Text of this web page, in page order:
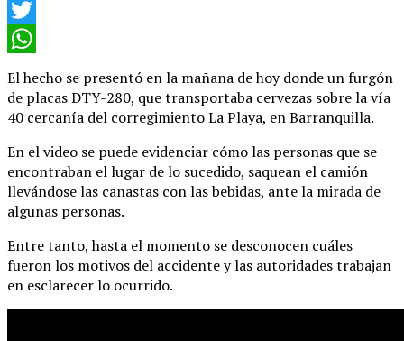
Facebook
Twitter
El hecho se presentó en la mañana de hoy donde un furgón
de placas DTY-280, que transportaba cervezas sobre la vía
40 cercanía del corregimiento La Playa, en Barranquilla.
En el video se puede evidenciar cómo las personas que se
encontraban el lugar de lo sucedido, saquean el camión
llevándose las canastas con las bebidas, ante la mirada de
algunas personas.
Entre tanto, hasta el momento se desconocen cuáles
fueron los motivos del accidente y las autoridades trabajan
en esclarecer lo ocurrido.